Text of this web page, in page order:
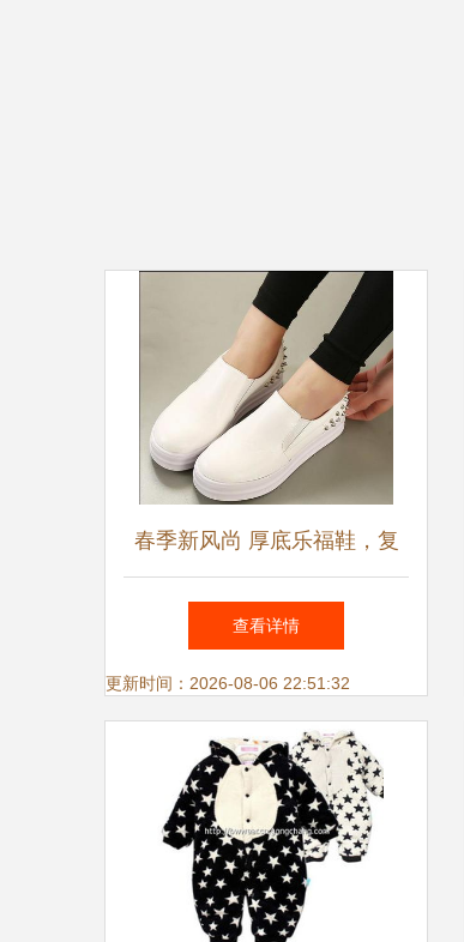
春季新风尚 厚底乐福鞋，复
古铆钉演绎休闲潮流
查看详情
更新时间：2026-08-06 22:51:32